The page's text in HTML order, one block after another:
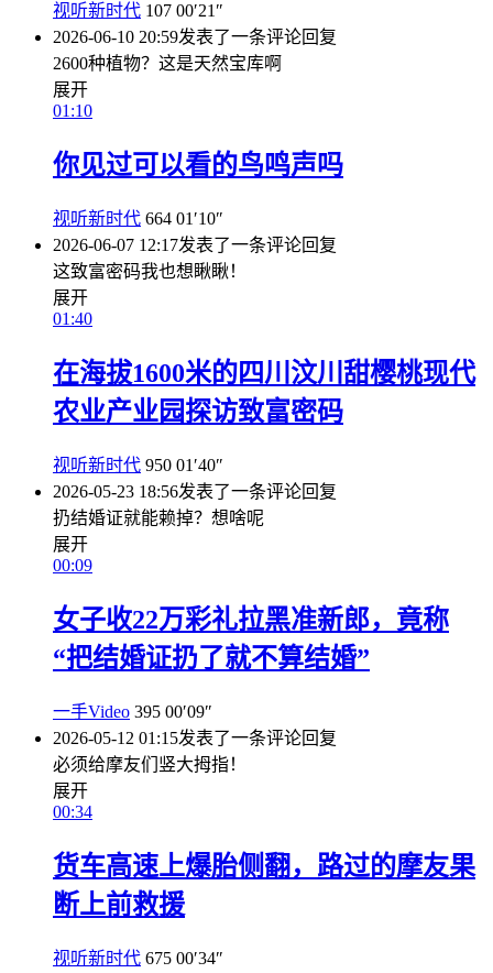
视听新时代 107 00′21″
2026-06-10 20:59发表了一条评论回复
2600种植物？这是天然宝库啊
展开
01:10
你见过可以看的鸟鸣声吗
视听新时代 664 01′10″
2026-06-07 12:17发表了一条评论回复
这致富密码我也想瞅瞅！
展开
01:40
在海拔1600米的四川汶川甜樱桃现代
农业产业园探访致富密码
视听新时代 950 01′40″
2026-05-23 18:56发表了一条评论回复
扔结婚证就能赖掉？想啥呢
展开
00:09
女子收22万彩礼拉黑准新郎，竟称
“把结婚证扔了就不算结婚”
一手Video 395 00′09″
2026-05-12 01:15发表了一条评论回复
必须给摩友们竖大拇指！
展开
00:34
货车高速上爆胎侧翻，路过的摩友果
断上前救援
视听新时代 675 00′34″